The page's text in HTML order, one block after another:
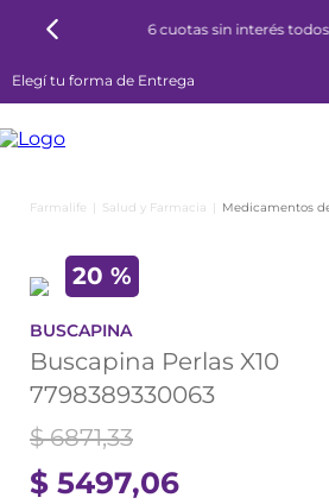
6 cuotas sin interés
Elegí tu forma de Entrega
Salud y Farmacia Medicamentos
20 %
BUSCAPINA
Buscapina Perlas X10
7798389330063
$ 5497,06
$ 6871,33